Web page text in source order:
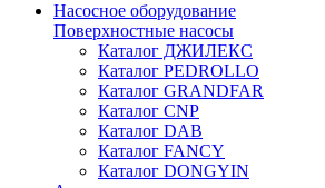
Насосное оборудование
Поверхностные насосы
Каталог ДЖИЛЕКС
Каталог PEDROLLO
Каталог GRANDFAR
Каталог CNP
Каталог DAB
Каталог FANCY
Каталог DONGYIN